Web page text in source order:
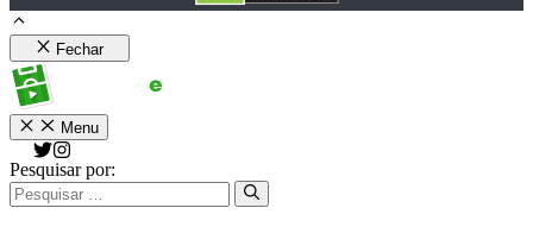
Fechar
Menu
Pesquisar por: